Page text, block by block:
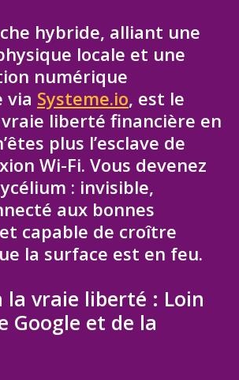
hybride, alliant une
locale et une
numérique
via Systeme.io, est le
liberté financière en
plus l’esclave de
Wi-Fi. Vous devenez
: invisible,
aux bonnes
capable de croître
la surface est en feu.
la vraie liberté : Loin
Google et de la